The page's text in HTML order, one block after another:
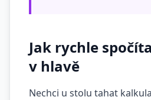
Jak rychle
v hlavě
Nechci u stolu tahat